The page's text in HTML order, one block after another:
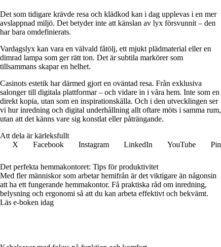
Det som tidigare krävde resa och klädkod kan i dag upplevas i en mer
avslappnad miljö. Det betyder inte att känslan av lyx försvunnit – den
har bara omdefinierats.
Vardagslyx kan vara en välvald fåtölj, ett mjukt plädmaterial eller en
dimrad lampa som ger rätt ton. Det är subtila markörer som
tillsammans skapar en helhet.
Casinots estetik har därmed gjort en oväntad resa. Från exklusiva
salonger till digitala plattformar – och vidare in i våra hem. Inte som en
direkt kopia, utan som en inspirationskälla. Och i den utvecklingen ser
vi hur inredning och digital underhållning allt oftare möts i samma rum,
utan att det känns vare sig konstlat eller påträngande.
Att dela är kärleksfullt
X
Facebook Instagram LinkedIn YouTube
Det perfekta hemmakontoret: Tips för produktivitet
Med fler människor som arbetar hemifrån är det viktigare än någonsin
att ha ett fungerande hemmakontor. Få praktiska råd om inredning,
belysning och ergonomi så att du kan arbeta effektivt och bekvämt.
Läs e-boken idag